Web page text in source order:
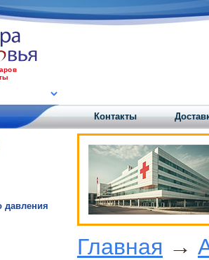
Контакты
давления
Главная →